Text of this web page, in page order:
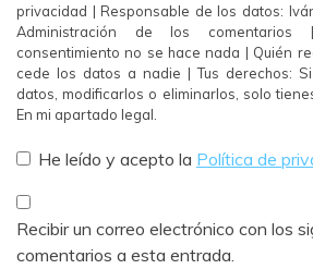
privacidad | Responsable de los datos:
Administración de los
consentimiento no se hace nada | Quién
cede los datos a nadie | Tus derechos:
datos, modificarlos o eliminarlos, solo
En mi apartado legal.
He leído y acepto la Política de
Recibir un correo electrónico con los
comentarios a esta entrada.